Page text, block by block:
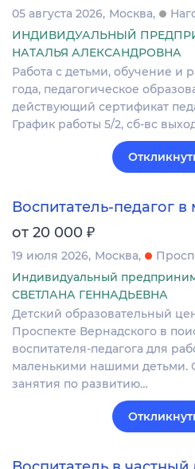
05 августа 2026 Москва
ИНДИВИДУАЛЬНЫЙ
НАТАЛЬЯ АЛЕКСАНДРОВНА
Работа с детьми, обучение и
года, педагогическое
действующий сертификат
График работы 5/2, сб-вс
Воспитатель-педагог
от 20 000 ₽
19 июля 2026 Москва
Индивидуальный
СВЕТЛАНА ГЕННАДЬЕВНА
Детский образовательный
Проспекте Вернадского в
воспитателя-педагога для
маленькими нашими детьми.
занятия по развитию…